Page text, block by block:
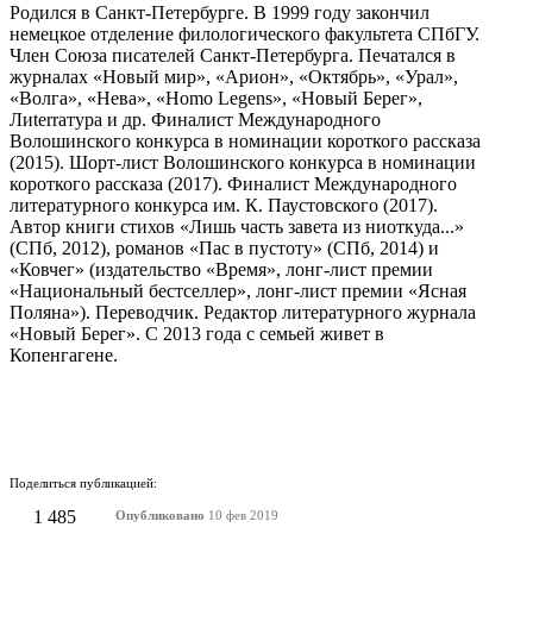
Родился в Санкт-Петербурге. В 1999 году закончил
немецкое отделение филологического факультета СПбГУ.
Член Союза писателей Санкт-Петербурга. Печатался в
журналах «Новый мир», «Арион», «Октябрь», «Урал»,
«Волга», «Нева», «Homo Legens», «Новый Берег»,
Лиterraтура и др. Финалист Международного
Волошинского конкурса в номинации короткого рассказа
(2015). Шорт-лист Волошинского конкурса в номинации
короткого рассказа (2017). Финалист Международного
литературного конкурса им. К. Паустовского (2017).
Автор книги стихов «Лишь часть завета из ниоткуда...»
(СПб, 2012), романов «Пас в пустоту» (СПб, 2014) и
«Ковчег» (издательство «Время», лонг-лист премии
«Национальный бестселлер», лонг-лист премии «Ясная
Поляна»). Переводчик. Редактор литературного журнала
«Новый Берег». С 2013 года с семьей живет в
Копенгагене.
Поделиться публикацией:
1 485 Опубликовано 10 фев 2019